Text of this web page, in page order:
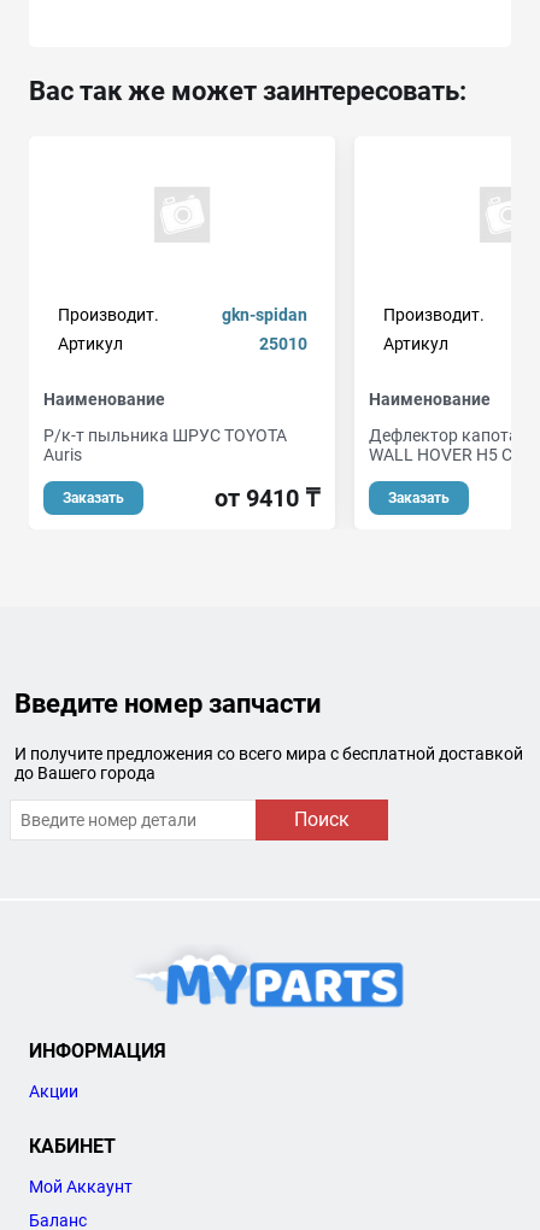
Вас так же может заинтересовать:
Производит.
gkn-spidan
Артикул
25010
Наименование
Р/к-т пыльника ШРУС TOYOTA
Auris
Заказать от 9410 ₸
Производит.
Артикул
Наименование
Дефлектор капота
WALL HOVER H5 С
Заказать
Введите номер запчасти
И получите предложения со всего мира с бесплатной доставкой
до Вашего города
Поиск
ИНФОРМАЦИЯ
Акции
КАБИНЕТ
Мой Аккаунт
Баланс